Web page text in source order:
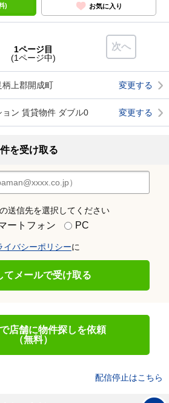
) お気に入り
次へ
1ページ目
(1ページ中)
柄上郡開成町 変更する
ョン 賃貸物件 ダブル0 変更する
を受け取る
送信先を選択してください
ートフォン PC
イバシーポリシーに
てメールで受け取る
店舗に物件探しを依頼
（無料）
配信停止はこちら